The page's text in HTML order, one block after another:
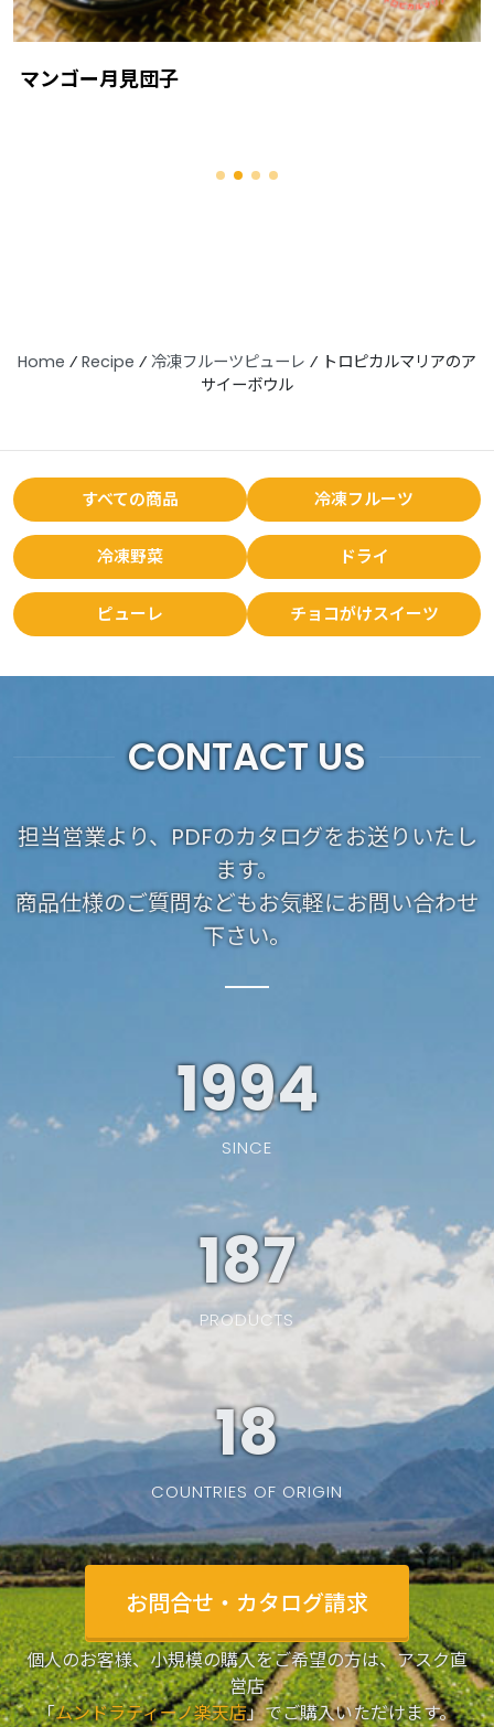
マンゴー月見団子
Home ⁄ Recipe ⁄ 冷凍フルーツピューレ ⁄ トロピカルマリアのア
サイーボウル
すべての商品 冷凍フルーツ
冷凍野菜 ドライ
ピューレ チョコがけスイーツ
CONTACT US
担当営業より、PDFのカタログをお送りいたし
ます。
商品仕様のご質問などもお気軽にお問い合わせ
下さい。
1994
SINCE
187
PRODUCTS
19
COUNTRIES OF ORIGIN
お問合せ・カタログ請求
個人のお客様、小規模の購入をご希望の方は、アスク直
営店
「ムンドラティーノ楽天店」でご購入いただけます。